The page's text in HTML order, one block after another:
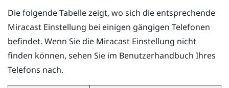
Die folgende Tabelle zeigt, wo sich die entsprechende
Miracast Einstellung bei einigen gängigen Telefonen
befindet. Wenn Sie die Miracast Einstellung nicht
finden können, sehen Sie im Benutzerhandbuch Ihres
Telefons nach.